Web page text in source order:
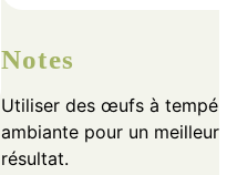
Notes
Utiliser des œufs à
ambiante pour un meilleur
résultat.